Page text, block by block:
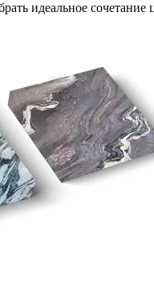
идеальное сочетание